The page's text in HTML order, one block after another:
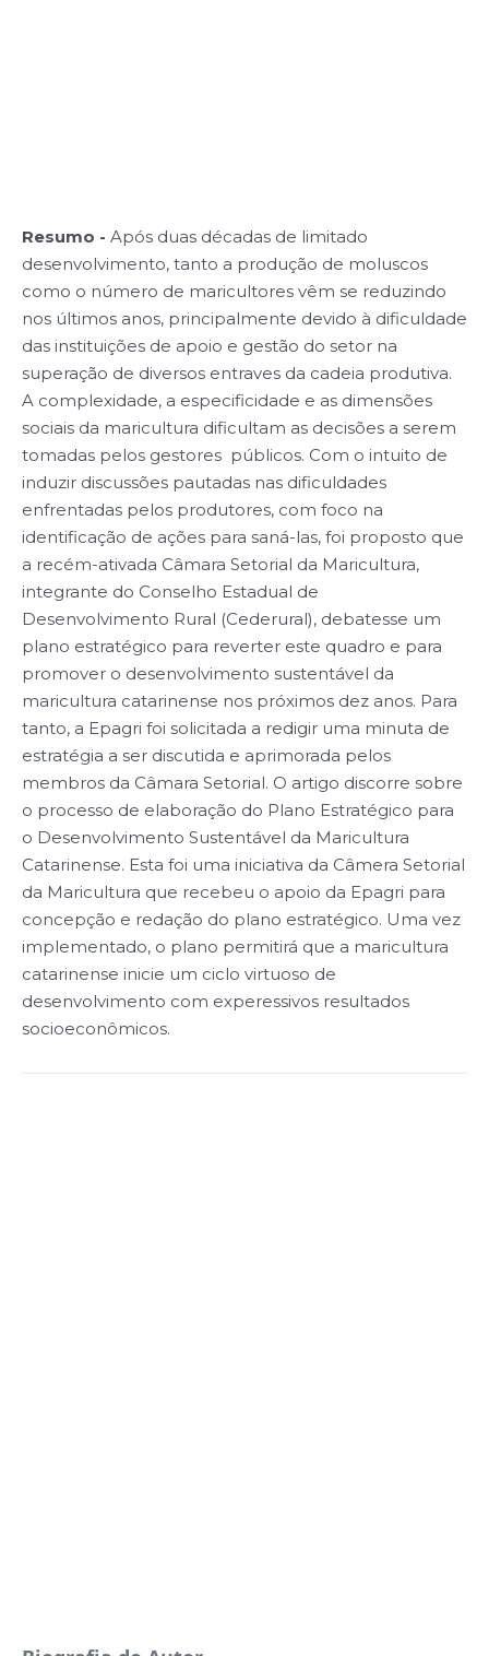
Resumo - Após duas décadas de limitado
desenvolvimento, tanto a produção de moluscos
como o número de maricultores vêm se reduzindo
nos últimos anos, principalmente devido à dificuldade
das instituições de apoio e gestão do setor na
superação de diversos entraves da cadeia produtiva.
A complexidade, a especificidade e as dimensões
sociais da maricultura dificultam as decisões a serem
tomadas pelos gestores públicos. Com o intuito de
induzir discussões pautadas nas dificuldades
enfrentadas pelos produtores, com foco na
identificação de ações para saná-las, foi proposto que
a recém-ativada Câmara Setorial da Maricultura,
integrante do Conselho Estadual de
Desenvolvimento Rural (Cederural), debatesse um
plano estratégico para reverter este quadro e para
promover o desenvolvimento sustentável da
maricultura catarinense nos próximos dez anos. Para
tanto, a Epagri foi solicitada a redigir uma minuta de
estratégia a ser discutida e aprimorada pelos
membros da Câmara Setorial. O artigo discorre sobre
o processo de elaboração do Plano Estratégico para
o Desenvolvimento Sustentável da Maricultura
Catarinense. Esta foi uma iniciativa da Câmera Setorial
da Maricultura que recebeu o apoio da Epagri para
concepção e redação do plano estratégico. Uma vez
implementado, o plano permitirá que a maricultura
catarinense inicie um ciclo virtuoso de
desenvolvimento com experessivos resultados
socioeconômicos.